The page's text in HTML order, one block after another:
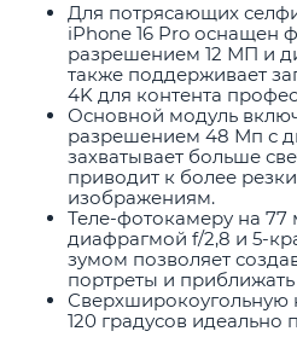
Для потрясающих
iPhone 16 Pro оснащен
разрешением 12 МП и
также поддерживает
4K для контента
Основной модуль
разрешением 48 Мп с
захватывает больше
приводит к более
изображениям.
Теле-фотокамеру на
диафрагмой f/2,8 и 5-
зумом позволяет
портреты и
Сверхширокоугольную
120 градусов идеально